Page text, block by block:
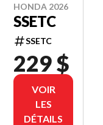
HONDA 2026
SSETC
SSETC
229 $
VOIR
LES
DÉTAILS